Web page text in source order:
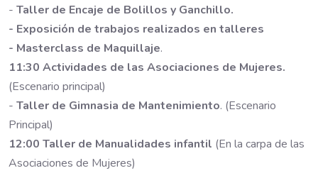
- Taller de Encaje de Bolillos y Ganchillo.
- Exposición de trabajos realizados en talleres
- Masterclass de Maquillaje.
11:30 Actividades de las Asociaciones de Mujeres.
(Escenario principal)
- Taller de Gimnasia de Mantenimiento. (Escenario
Principal)
12:00 Taller de Manualidades infantil (En la carpa de las
Asociaciones de Mujeres)